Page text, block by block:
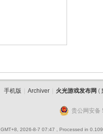
手机版 Archiver 火光游戏发布网 (
贵公网安备
GMT+8, 2026-8-7 07:47 , Processed in